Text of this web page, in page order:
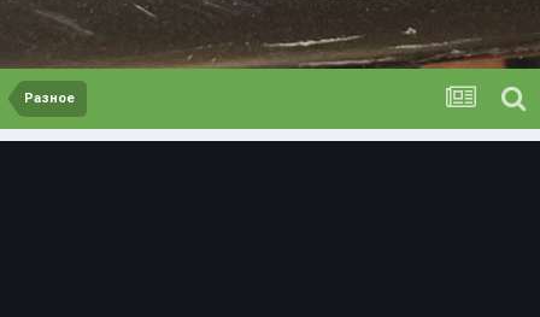
Разное